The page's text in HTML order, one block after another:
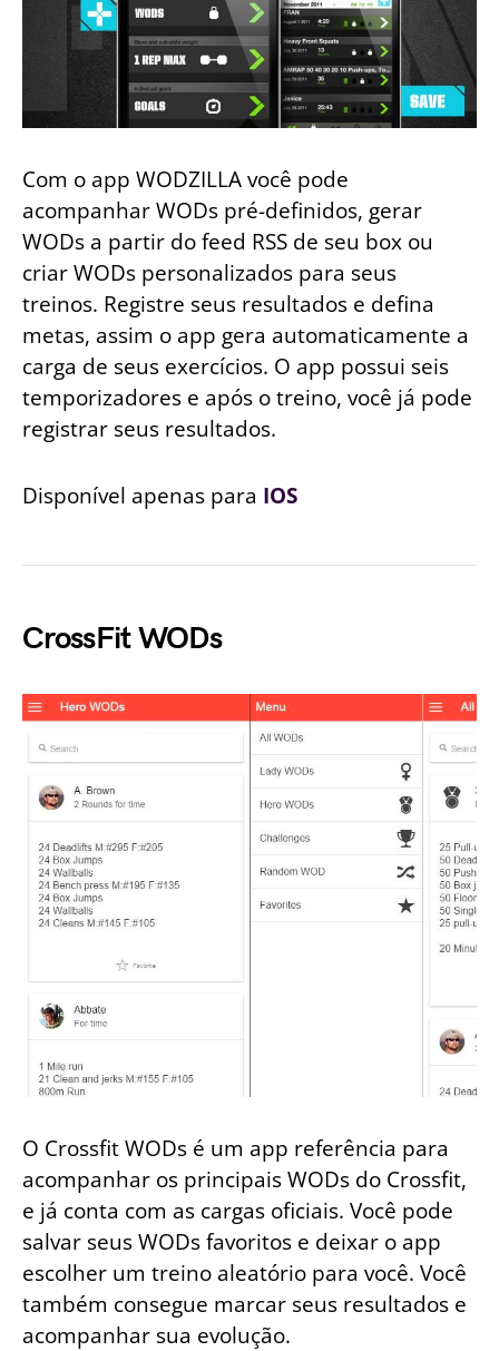
Com o app WODZILLA você pode
acompanhar WODs pré-definidos, gerar
WODs a partir do feed RSS de seu box ou
criar WODs personalizados para seus
treinos. Registre seus resultados e defina
metas, assim o app gera automaticamente a
carga de seus exercícios. O app possui seis
temporizadores e após o treino, você já pode
registrar seus resultados.
Disponível apenas para IOS
CrossFit WODs
O Crossfit WODs é um app referência para
acompanhar os principais WODs do Crossfit,
e já conta com as cargas oficiais. Você pode
salvar seus WODs favoritos e deixar o app
escolher um treino aleatório para você. Você
também consegue marcar seus resultados e
acompanhar sua evolução.